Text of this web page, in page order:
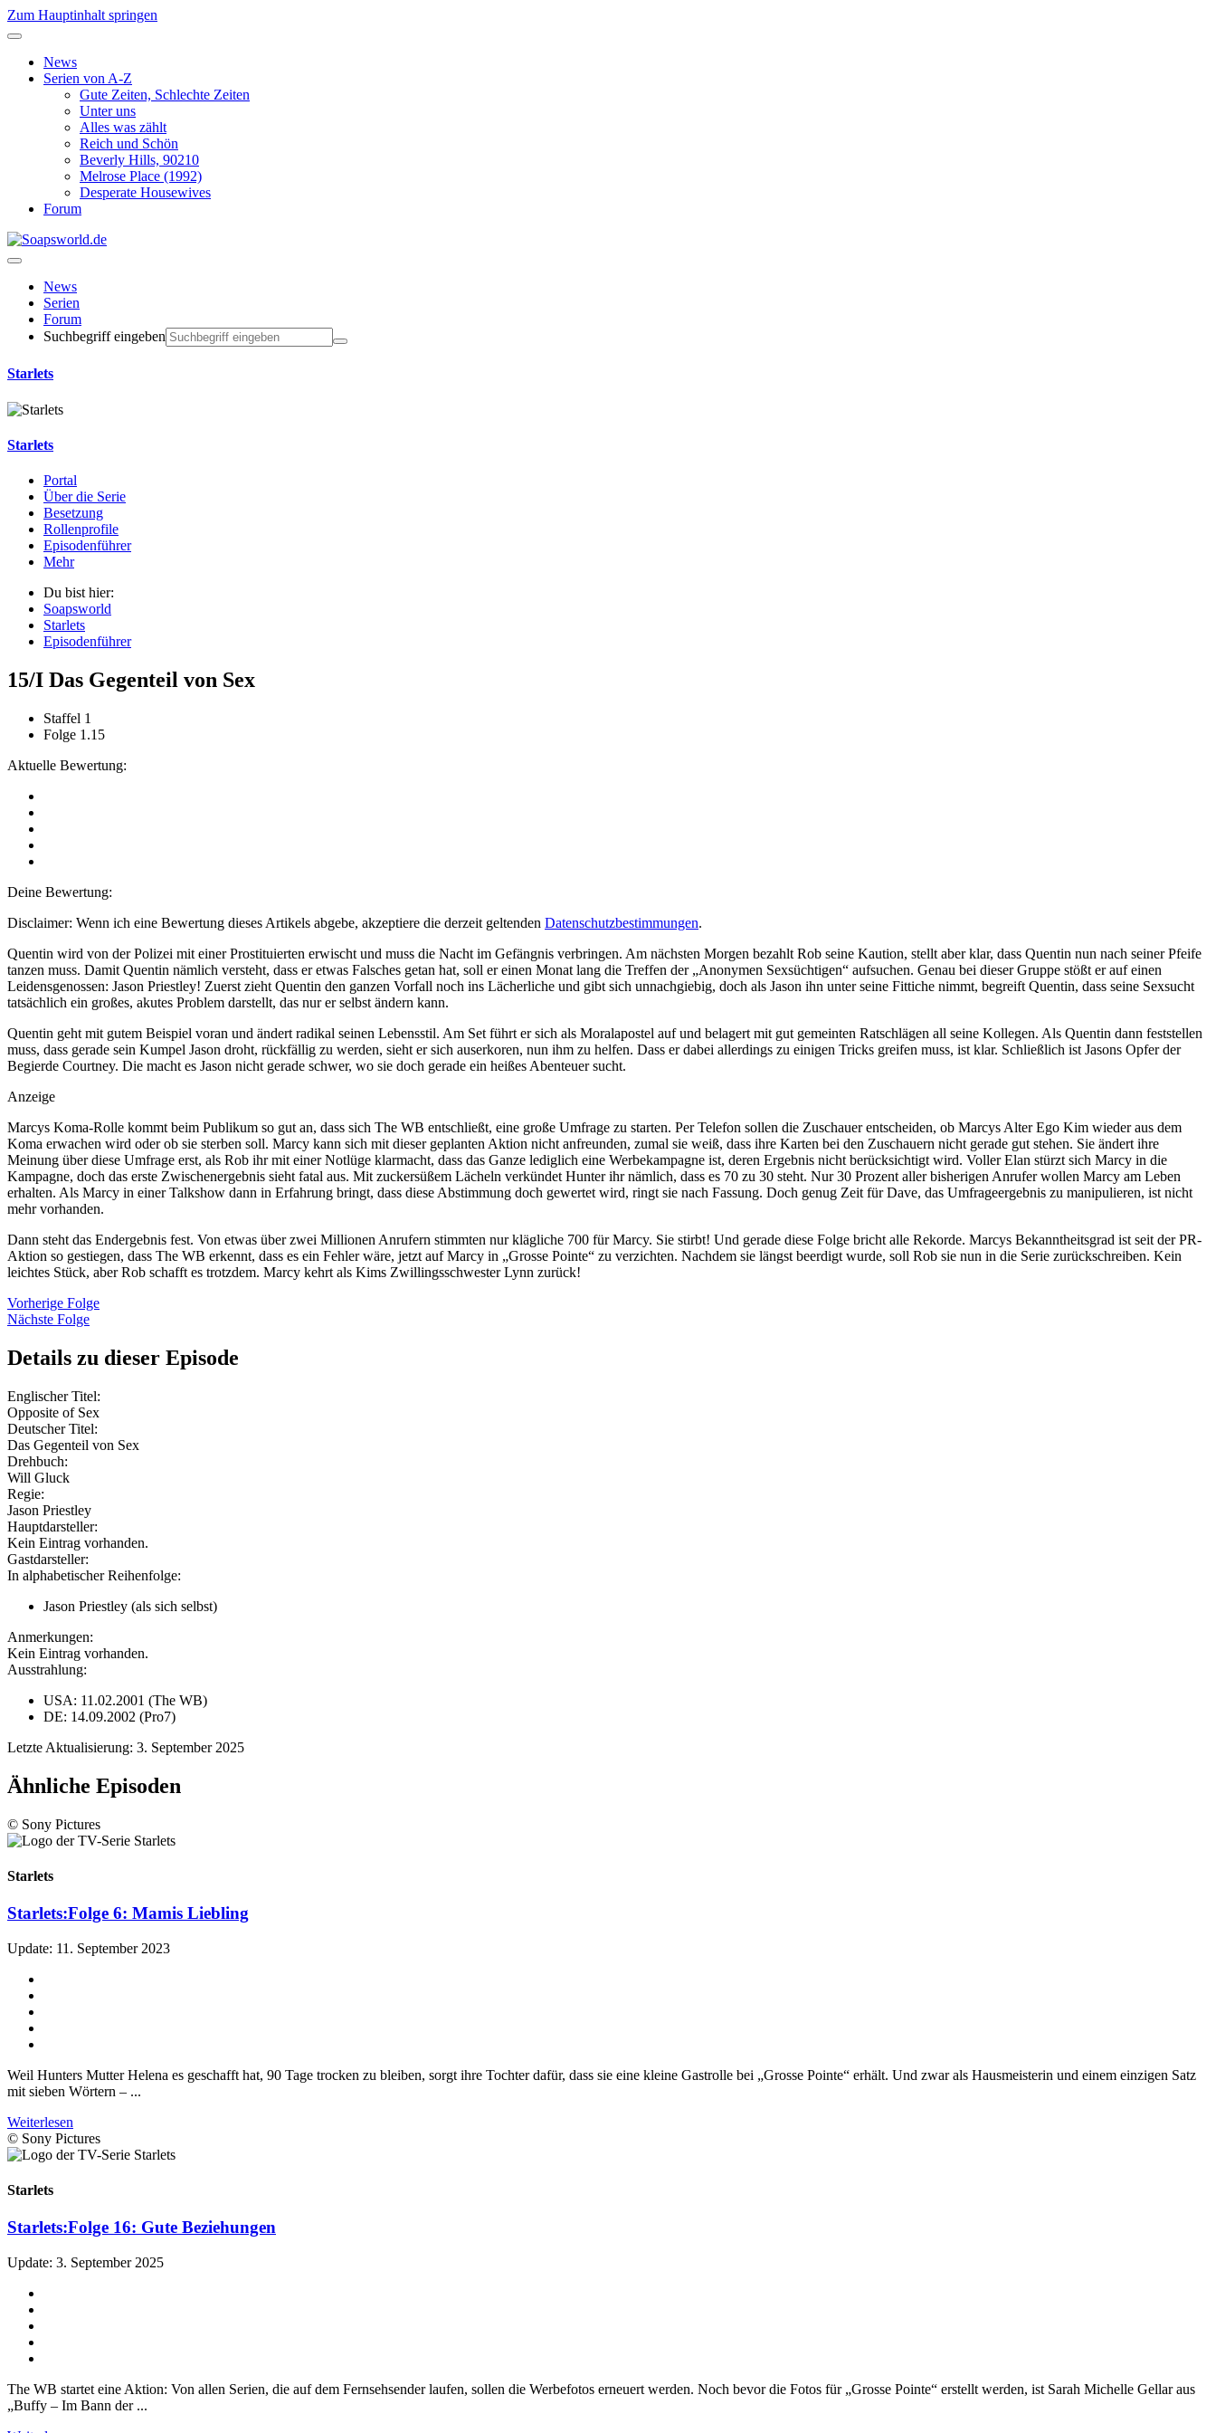
Zum Hauptinhalt springen
News
Serien von A-Z
Gute Zeiten, Schlechte Zeiten
Unter uns
Alles was zählt
Reich und Schön
Beverly Hills, 90210
Melrose Place (1992)
Desperate Housewives
Forum
News
Serien
Forum
Suchbegriff eingeben
Starlets
Starlets
Portal
Über die Serie
Besetzung
Rollenprofile
Episodenführer
Mehr
Du bist hier:
Soapsworld
Starlets
Episodenführer
15/I Das Gegenteil von Sex
Staffel 1
Folge 1.15
Aktuelle Bewertung:
Deine Bewertung:
Disclaimer: Wenn ich eine Bewertung dieses Artikels abgebe, akzeptiere die derzeit geltenden Datenschutzbestimmungen.
Quentin wird von der Polizei mit einer Prostituierten erwischt und muss die Nacht im Gefängnis verbringen. Am nächsten Morgen bezahlt Rob seine Kaution, stellt aber klar, dass Quentin nun nach seiner Pfeife
tanzen muss. Damit Quentin nämlich versteht, dass er etwas Falsches getan hat, soll er einen Monat lang die Treffen der „Anonymen Sexsüchtigen“ aufsuchen. Genau bei dieser Gruppe stößt er auf einen
Leidensgenossen: Jason Priestley! Zuerst zieht Quentin den ganzen Vorfall noch ins Lächerliche und gibt sich unnachgiebig, doch als Jason ihn unter seine Fittiche nimmt, begreift Quentin, dass seine Sexsucht
tatsächlich ein großes, akutes Problem darstellt, das nur er selbst ändern kann.
Quentin geht mit gutem Beispiel voran und ändert radikal seinen Lebensstil. Am Set führt er sich als Moralapostel auf und belagert mit gut gemeinten Ratschlägen all seine Kollegen. Als Quentin dann feststellen
muss, dass gerade sein Kumpel Jason droht, rückfällig zu werden, sieht er sich auserkoren, nun ihm zu helfen. Dass er dabei allerdings zu einigen Tricks greifen muss, ist klar. Schließlich ist Jasons Opfer der
Begierde Courtney. Die macht es Jason nicht gerade schwer, wo sie doch gerade ein heißes Abenteuer sucht.
Anzeige
Marcys Koma-Rolle kommt beim Publikum so gut an, dass sich The WB entschließt, eine große Umfrage zu starten. Per Telefon sollen die Zuschauer entscheiden, ob Marcys Alter Ego Kim wieder aus dem
Koma erwachen wird oder ob sie sterben soll. Marcy kann sich mit dieser geplanten Aktion nicht anfreunden, zumal sie weiß, dass ihre Karten bei den Zuschauern nicht gerade gut stehen. Sie ändert ihre
Meinung über diese Umfrage erst, als Rob ihr mit einer Notlüge klarmacht, dass das Ganze lediglich eine Werbekampagne ist, deren Ergebnis nicht berücksichtigt wird. Voller Elan stürzt sich Marcy in die
Kampagne, doch das erste Zwischenergebnis sieht fatal aus. Mit zuckersüßem Lächeln verkündet Hunter ihr nämlich, dass es 70 zu 30 steht. Nur 30 Prozent aller bisherigen Anrufer wollen Marcy am Leben
erhalten. Als Marcy in einer Talkshow dann in Erfahrung bringt, dass diese Abstimmung doch gewertet wird, ringt sie nach Fassung. Doch genug Zeit für Dave, das Umfrageergebnis zu manipulieren, ist nicht
mehr vorhanden.
Dann steht das Endergebnis fest. Von etwas über zwei Millionen Anrufern stimmten nur klägliche 700 für Marcy. Sie stirbt! Und gerade diese Folge bricht alle Rekorde. Marcys Bekanntheitsgrad ist seit der PR-
Aktion so gestiegen, dass The WB erkennt, dass es ein Fehler wäre, jetzt auf Marcy in „Grosse Pointe“ zu verzichten. Nachdem sie längst beerdigt wurde, soll Rob sie nun in die Serie zurückschreiben. Kein
leichtes Stück, aber Rob schafft es trotzdem. Marcy kehrt als Kims Zwillingsschwester Lynn zurück!
Vorherige Folge
Nächste Folge
Details zu dieser Episode
Englischer Titel:
Opposite of Sex
Deutscher Titel:
Das Gegenteil von Sex
Drehbuch:
Will Gluck
Regie:
Jason Priestley
Hauptdarsteller:
Kein Eintrag vorhanden.
Gastdarsteller:
In alphabetischer Reihenfolge:
Jason Priestley (als sich selbst)
Anmerkungen:
Kein Eintrag vorhanden.
Ausstrahlung:
USA: 11.02.2001 (The WB)
DE: 14.09.2002 (Pro7)
Letzte Aktualisierung: 3. September 2025
Ähnliche Episoden
© Sony Pictures
Starlets
Starlets:Folge 6: Mamis Liebling
Update: 11. September 2023
Weil Hunters Mutter Helena es geschafft hat, 90 Tage trocken zu bleiben, sorgt ihre Tochter dafür, dass sie eine kleine Gastrolle bei „Grosse Pointe“ erhält. Und zwar als Hausmeisterin und einem einzigen Satz
mit sieben Wörtern – ...
Weiterlesen
© Sony Pictures
Starlets
Starlets:Folge 16: Gute Beziehungen
Update: 3. September 2025
The WB startet eine Aktion: Von allen Serien, die auf dem Fernsehsender laufen, sollen die Werbefotos erneuert werden. Noch bevor die Fotos für „Grosse Pointe“ erstellt werden, ist Sarah Michelle Gellar aus
„Buffy – Im Bann der ...